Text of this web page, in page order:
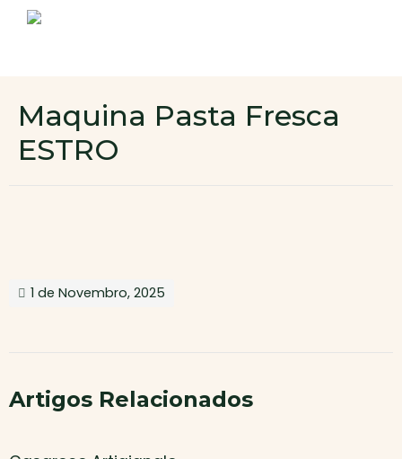
Área de cliente
Maquina Pasta Fresca
ESTRO
1 de Novembro, 2025
Artigos Relacionados